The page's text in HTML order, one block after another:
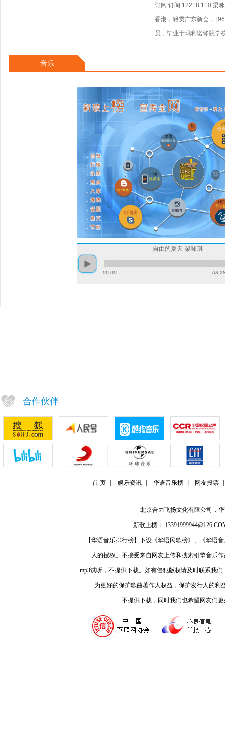
订阅 订阅 12218 110 梁
香港，籍贯广东新会，
员，毕业于玛利诺修院学
线YMC至尊榜至尊广东
音乐人交流协
音乐
自由的夏天-梁咏琪
00:00 -
合作伙伴
首 页 娱乐资讯 华语音乐榜 网友投票
北京合力飞扬文化有限公司，
新歌上榜：
【华语音乐排行榜】下设《华语民歌榜》、《华语
人的授权。不接受来自网友上传和搜索引擎音乐
mp3试听，不提供下载。如有侵犯版权请及时联系我
为更好的保护歌曲著作人权益，保护发行人的
不提供下载，同时我们也希望网友们